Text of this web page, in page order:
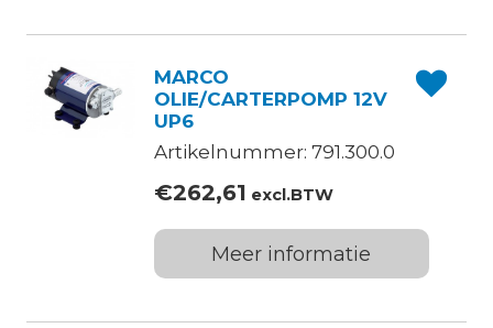
MARCO
OLIE/CARTERPOMP 12V
UP6
Artikelnummer: 791.300.0
€262,61 excl.BTW
Meer informatie